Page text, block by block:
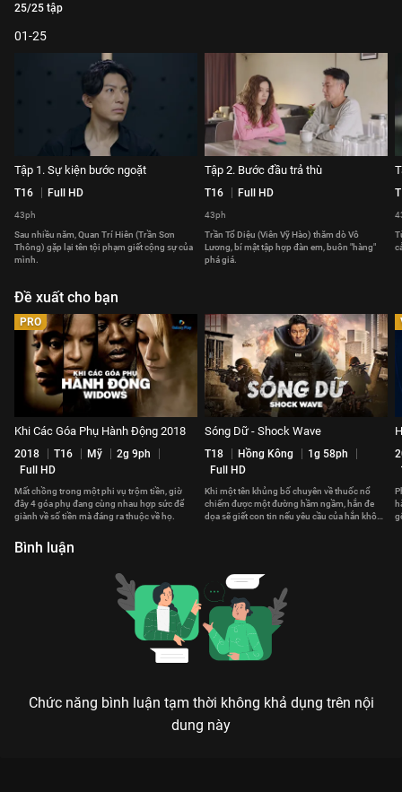
25/25 tập
01-25
Tập 1. Sự kiện bước ngoặt
T16 Full HD
43ph
Sau nhiều năm, Quan Trí Hiên (Trần Sơn
Thông) gặp lại tên tội phạm giết cộng sự của
mình.
Tập 2. Bước đầu trả thù
T16 Full HD
43ph
Trần Tổ Diệu (Viên Vỹ Hào) thăm dò Vô
Lương, bí mật tập hợp đàn em, buôn "hàng"
phá giá.
Đề xuất cho bạn
PRO
Khi Các Góa Phụ Hành Động 2018
2018 T16 Mỹ
2g 9ph
Full HD
Mất chồng trong một phi vụ trộm tiền, giờ
đây 4 góa phụ đang cùng nhau hợp sức để
giành về số tiền mà đáng ra thuộc về họ.
Sóng Dữ - Shock Wave
T18 Hồng Kông
1g 58ph
Full HD
Khi một tên khủng bố chuyên về thuốc nổ
chiếm được một đường hầm ngầm, hắn đe
dọa sẽ giết con tin nếu yêu cầu của hắn không
Bình luận
Chức năng bình luận tạm thời không khả dụng trên nội
dung này